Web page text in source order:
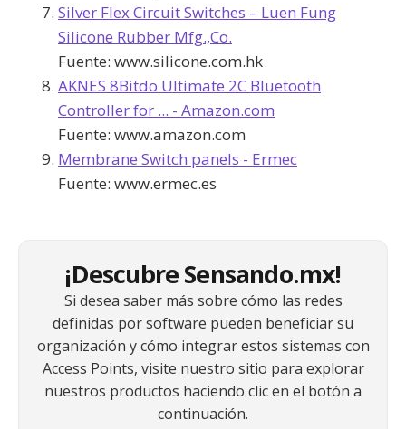
Silver Flex Circuit Switches – Luen Fung
Silicone Rubber Mfg.,Co.
Fuente: www.silicone.com.hk
AKNES 8Bitdo Ultimate 2C Bluetooth
Controller for ... - Amazon.com
Fuente: www.amazon.com
Membrane Switch panels - Ermec
Fuente: www.ermec.es
¡Descubre Sensando.mx!
Si desea saber más sobre cómo las redes
definidas por software pueden beneficiar su
organización y cómo integrar estos sistemas con
Access Points, visite nuestro sitio para explorar
nuestros productos haciendo clic en el botón a
continuación.